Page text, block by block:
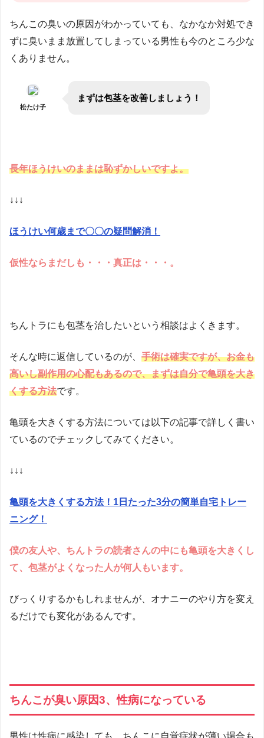
ちんこの臭いの原因がわかっていても、なかなか対処でき
ずに臭いまま放置してしまっている男性も今のところ少な
くありません。
松たけ子
まずは包茎を改善しましょう！
長年ほうけいのままは恥ずかしいですよ。
↓↓↓
ほうけい何歳まで〇〇の疑問解消！
仮性ならまだしも・・・真正は・・・。
ちんトラにも包茎を治したいという相談はよくきます。
そんな時に返信しているのが、 手術は確実ですが、お金も
高いし副作用の心配もあるので、まずは自分で亀頭を大き
くする方法です。
亀頭を大きくする方法については以下の記事で詳しく書い
ているのでチェックしてみてください。
↓↓↓
亀頭を大きくする方法！1日たった3分の簡単自宅トレー
ニング！
僕の友人や、ちんトラの読者さんの中にも亀頭を大きくし
て、包茎がよくなった人が何人もいます。
びっくりするかもしれませんが、オナニーのやり方を変え
るだけでも変化があるんです。
ちんこが臭い原因3、性病になっている
男性は性病に感染しても、ちんこに自覚症状が薄い場合も